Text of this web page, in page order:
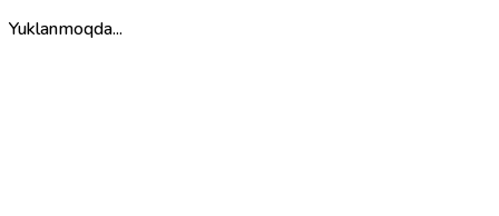
Yuklanmoqda...